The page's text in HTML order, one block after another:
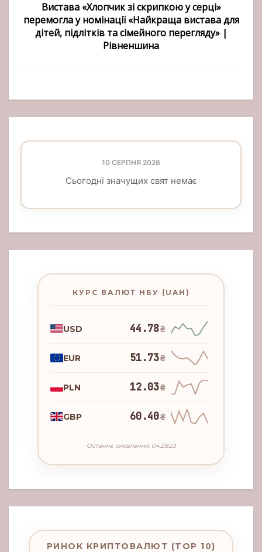
Вистава «Хлопчик зі скрипкою у серці»
перемогла у номінації «Найкраща вистава для
дітей, підлітків та сімейного перегляду» |
Рівненшина
10 СЕРПНЯ 2026
Сьогодні значущих свят немає
КУРС ВАЛЮТ НБУ (UAH)
USD 44.78₴
EUR 51.73₴
PLN 12.03₴
GBP 60.40₴
Останнє оновлення: 04:28:23
РИНОК КРИПТОВАЛЮТ (TOP 10)